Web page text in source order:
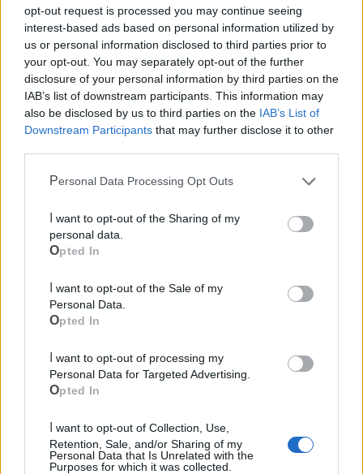
opt-out request is processed you may continue seeing
interest-based ads based on personal information utilized by
us or personal information disclosed to third parties prior to
your opt-out. You may separately opt-out of the further
disclosure of your personal information by third parties on the
IAB’s list of downstream participants. This information may
also be disclosed by us to third parties on the IAB’s List of
Downstream Participants that may further disclose it to other
Personal Data Processing Opt Outs
personal data.
Opted In
Personal Data.
Opted In
Personal Data for Targeted Advertising.
Opted In
Retention, Sale, and/or Sharing of my
Personal Data that Is Unrelated with the
Purposes for which it was collected.
Canile
Polizia Locale
Pubblica illuminazione